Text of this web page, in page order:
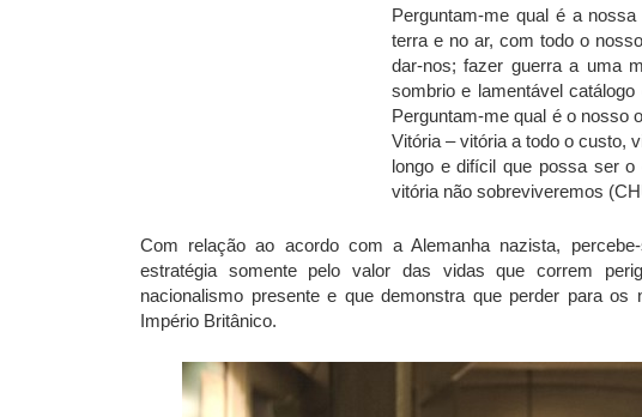
Perguntam-me qual é a
terra e no ar, com todo o
dar-nos; fazer guerra a uma
sombrio e lamentável
Perguntam-me qual é o nosso
Vitória – vitória a todo o custo,
longo e difícil que possa ser
vitória não sobreviveremos
Com relação ao acordo com a Alemanha nazista,
estratégia somente pelo valor das vidas que correm
nacionalismo presente e que demonstra que perder para
Império Britânico.